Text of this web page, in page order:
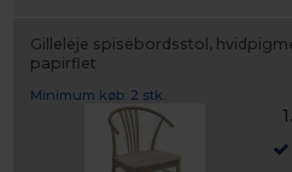
Gilleleje spisebordsstol,
papirflet
Minimum køb: 2 stk.